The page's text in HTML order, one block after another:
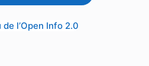
l’Open Info 2.0